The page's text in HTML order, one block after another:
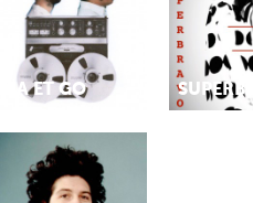
MA ET GO